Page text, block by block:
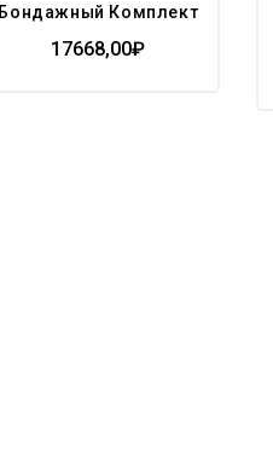
out
of
Бондажный Комплект
17668,00₽